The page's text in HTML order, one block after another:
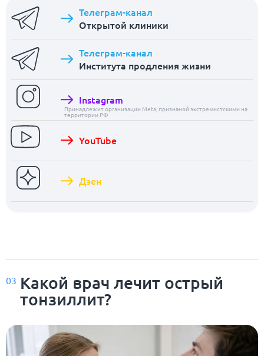
Телеграм-канал
Открытой клиники
Телеграм-канал
Института продления жизни
Instagram
Принадлежит организации Meta, признаной экстремистскими на
территории РФ
YouTube
Дзен
03 Какой врач лечит острый
тонзиллит?